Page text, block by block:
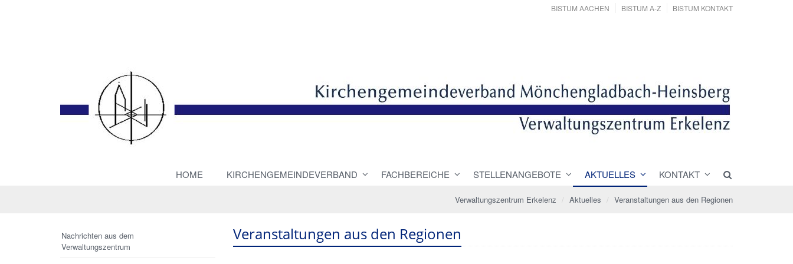
BISTUM AACHEN BISTUM A-Z BISTUM KONTAKT
HOME KIRCHENGEMEINDEVERBAND FACHBEREICHE STELLENANGEBOTE AKTUELLES KONTAKT
Verwaltungszentrum Erkelenz Aktuelles Veranstaltungen aus den Regionen
Veranstaltungen aus den Regionen
Nachrichten aus dem
Verwaltungszentrum